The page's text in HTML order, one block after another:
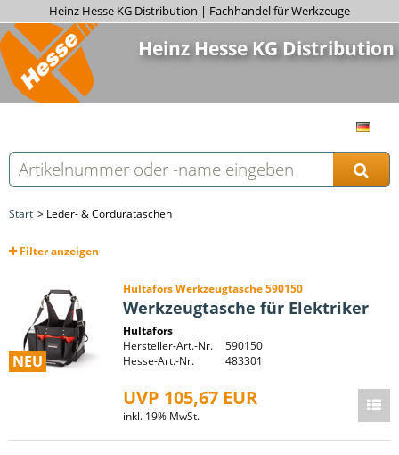
Heinz Hesse KG Distribution | Fachhandel für Werkzeuge
Heinz Hesse KG Distribution
Start Leder- & Cordurataschen
Filteranzeigen
NEU
Hultafors Werkzeugtasche 590150
Werkzeugtasche für Elektriker
Hultafors
Hersteller-Art.-Nr.
590150
Hesse-Art.-Nr.
483301
UVP 105,67 EUR
inkl. 19% MwSt.